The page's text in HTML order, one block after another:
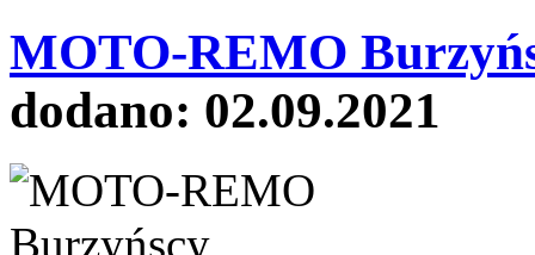
MOTO-REMO
dodano: 02.09.2021